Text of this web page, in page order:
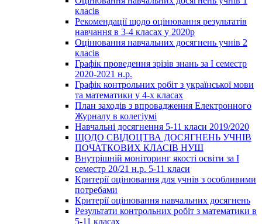
класів
Рекомендації щодо оцінювання результатів
навчання в 3-4 класах у 2020р
Оцінювання навчальних досягнень учнів 2
класів
Графік проведення зрізів знань за І семестр
2020-2021 н.р.
Графік контрольних робіт з української мови
та математики у 4-х класах
План заходів з впровадження Електронного
Журналу в колегіумі
Навчальні досягнення 5-11 класи 2019/2020
ЩОДО СВІДОЦТВА ДОСЯГНЕНЬ УЧНІВ
ПОЧАТКОВИХ КЛАСІВ НУШ
Внутрішній моніторинг якості освіти за І
семестр 20/21 н.р. 5-11 класи
Критерії оцінювання для учнів з особливими
потребами
Критерії оцінювання навчальних досягнень
Результати контрольних робіт з математики в
5-11 класах